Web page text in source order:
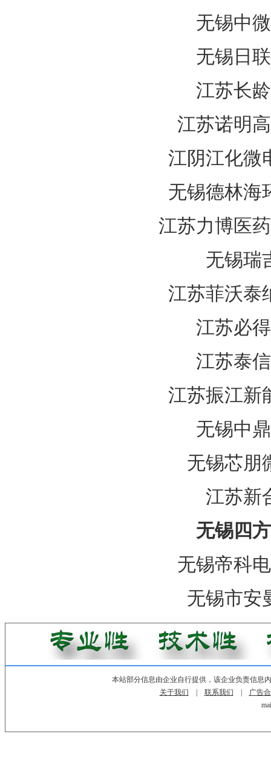
无锡中
无锡日
江苏长
江苏诺明
江阴江化微
无锡德林海
江苏力博医
无锡瑞
江苏菲沃泰
江苏必
江苏泰
江苏振江新
无锡中
无锡芯朋
江苏新
无锡四
无锡帝科
无锡市安
本站部分信息由企业自行提供，该企业负责信息
关于我们
联系我们
广告